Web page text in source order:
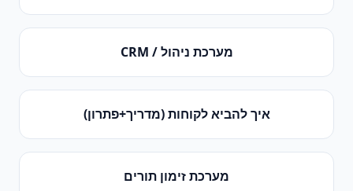
מערכת ניהול / CRM
איך להביא לקוחות (מדריך+פתרון)
מערכת זימון תורים